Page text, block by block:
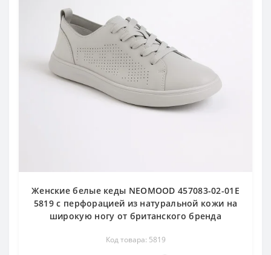
Женские белые кеды NEOMOOD 457083-02-01E
5819 с перфорацией из натуральной кожи на
широкую ногу от британского бренда
Код товара: 5819